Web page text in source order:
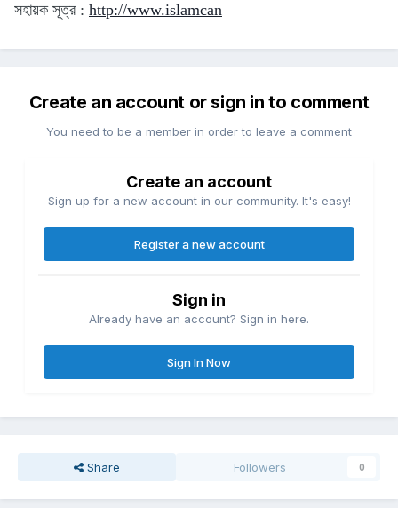
সহায়ক সূত্র : http://www.islamcan
Create an account or sign in to comment
You need to be a member in order to leave a comment
Create an account
Sign up for a new account in our community. It's easy!
Register a new account
Sign in
Already have an account? Sign in here.
Sign In Now
Share Followers 0